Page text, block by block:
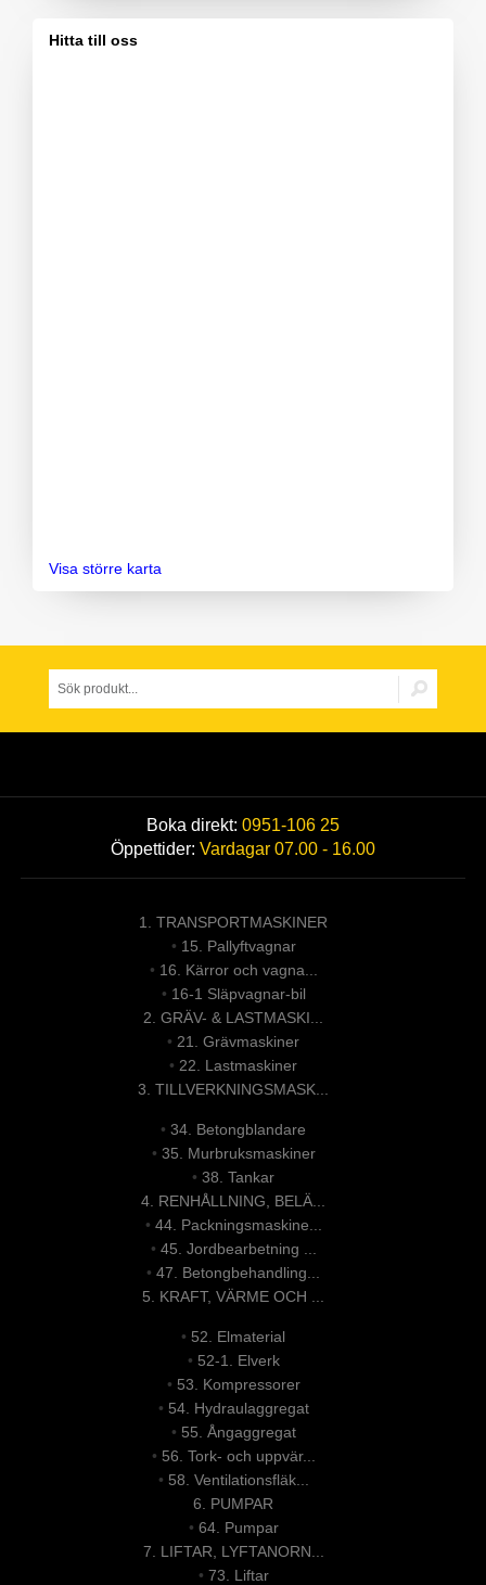
Hitta till oss
Visa större karta
Boka direkt: 0951-106 25
Öppettider: Vardagar 07.00 - 16.00
1. TRANSPORTMASKINER
• 15. Pallyftvagnar
• 16. Kärror och vagna...
• 16-1 Släpvagnar-bil
2. GRÄV- & LASTMASKI...
• 21. Grävmaskiner
• 22. Lastmaskiner
3. TILLVERKNINGSMASK...
•34. Betongblandare
• 35. Murbruksmaskiner
•38. Tankar
4. RENHÅLLNING, BELÄ...
• 44. Packningsmaskine...
• 45. Jordbearbetning ...
•47. Betongbehandling...
5. KRAFT, VÄRME OCH ...
• 52. Elmaterial
• 52-1. Elverk
• 53. Kompressorer
• 54. Hydraulaggregat
• 55. Ångaggregat
• 56. Tork- och uppvär...
• 58. Ventilationsfläk...
6. PUMPAR
• 64. Pumpar
7. LIFTAR, LYFTANORN...
• 73. Liftar